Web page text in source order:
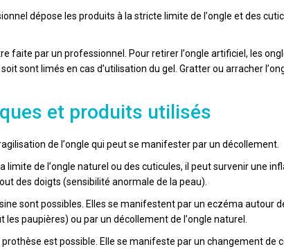
dépose les produits à la stricte limite de l’ongle et des
faite par un professionnel. Pour retirer l’ongle artificiel, les
soit sont limés en cas d’utilisation du gel. Gratter ou arracher
et produits utilisés
de l’ongle qui peut se manifester par un décollement.
limite de l’ongle naturel ou des cuticules, il peut survenir une
des doigts (sensibilité anormale de la peau).
sont possibles. Elles se manifestent par un eczéma autour
paupières) ou par un décollement de l’ongle naturel.
est possible. Elle se manifeste par un changement de